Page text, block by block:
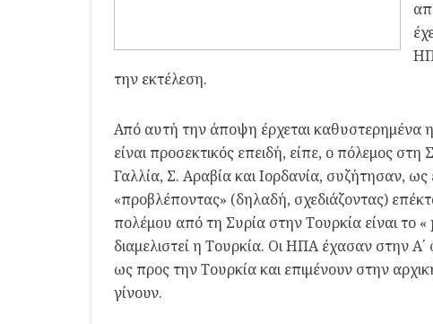
την εκτέλεση.
Από αυτή την άποψη έρχεται καθυστερημένα
είναι προσεκτικός επειδή, είπε, ο πόλεμος
Γαλλία, Σ. Αραβία και Ιορδανία, συζήτησαν,
«προβλέποντας» (δηλαδή, σχεδιάζοντας)
πολέμου από τη Συρία στην Τουρκία είναι το
διαμελιστεί η Τουρκία. Οι ΗΠΑ έχασαν στην
ως προς την Τουρκία και επιμένουν στην
γίνουν.